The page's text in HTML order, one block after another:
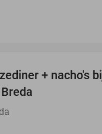
+ nacho's